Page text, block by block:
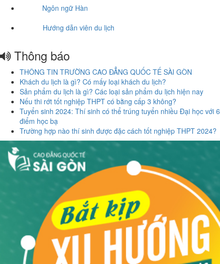
Ngôn ngữ Hàn
Hướng dẫn viên du lịch
Thông báo
THÔNG TIN TRƯỜNG CAO ĐẲNG QUỐC TẾ SÀI GÒN
Khách du lịch là gì? Có mấy loại khách du lịch?
Sản phẩm du lịch là gì? Các loại sản phẩm du lịch hiện nay
Nếu thi rớt tốt nghiệp THPT có bằng cấp 3 không?
Tuyển sinh 2024: Thí sinh có thể trúng tuyển nhiều Đại học với 6
điểm học bạ
Trường hợp nào thí sinh được đặc cách tốt nghiệp THPT 2024?